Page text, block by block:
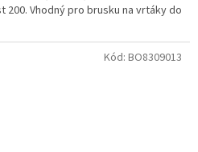
Vhodný pro brusku na vrtáky do
Kód: BO8309013